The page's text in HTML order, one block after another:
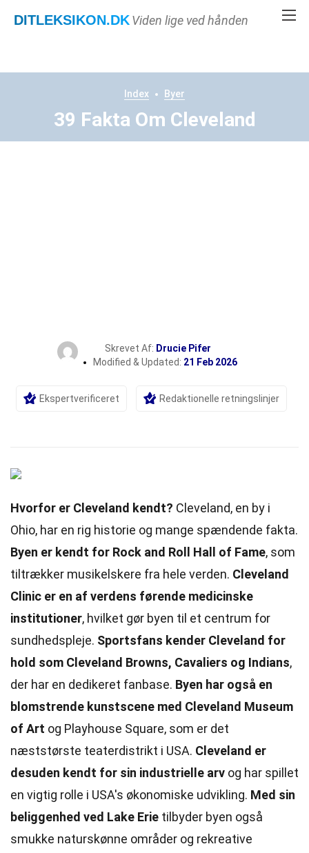
DITLEKSIKON.DKViden lige ved hånden
Index Byer
39 Fakta Om Cleveland
Skrevet Af: Drucie Pifer
Modified & Updated: 21 Feb 2026
Ekspertverificeret Redaktionelle retningslinjer
Hvorfor er Cleveland kendt? Cleveland, en by i
Ohio, har en rig historie og mange spændende fakta.
Byen er kendt for Rock and Roll Hall of Fame, som
tiltrækker musikelskere fra hele verden. Cleveland
Clinic er en af verdens førende medicinske
institutioner, hvilket gør byen til et centrum for
sundhedspleje. Sportsfans kender Cleveland for
hold som Cleveland Browns, Cavaliers og Indians,
der har en dedikeret fanbase. Byen har også en
blomstrende kunstscene med Cleveland Museum
of Art og Playhouse Square, som er det
næststørste teaterdistrikt i USA. Cleveland er
desuden kendt for sin industrielle arv og har spillet
en vigtig rolle i USA's økonomiske udvikling. Med sin
beliggenhed ved Lake Erie tilbyder byen også
smukke naturskønne områder og rekreative